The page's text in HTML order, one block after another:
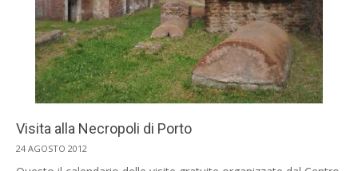
Visita alla Necropoli di Porto
2012-
08-
24 AGOSTO 2012